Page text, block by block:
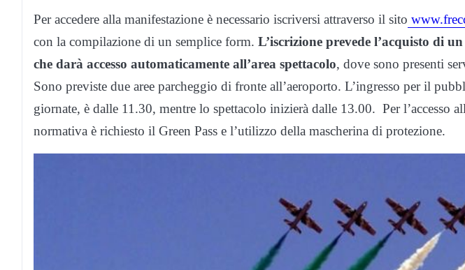
Per accedere alla manifestazione è necessario iscriversi attraverso il sito
con la compilazione di un semplice form. L’iscrizione prevede l’acquisto di
che darà accesso automaticamente all’area spettacolo, dove sono presenti
Sono previste due aree parcheggio di fronte all’aeroporto. L’ingresso per il
giornate, è dalle 11.30, mentre lo spettacolo inizierà dalle 13.00. Per l’accesso
normativa è richiesto il Green Pass e l’utilizzo della mascherina di protezione.